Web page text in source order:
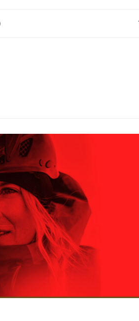
公司後，依約使用本公司帳單繳交帳款。
大哥付你分期」之契約關係目的，商店將以您的個人
多元方式進行付款，方視為交易完成。
。
#terms3
事先徵得法定代理人或監護人之同意方可使用
若未經同意申辦者引起之損失，本公司不負相關責
後付」時，將依據個別帳號之用戶狀況，依本公司
限額度；若仍有額度不足之情形，本公司將視審查
認證。
帳號或使用他人資訊註冊。若發現惡意使用之情
公司將有權停止該用戶之使用額度並採取法律行
含以上)免運費
含以上)免運費
含以上)免運費
含以上)免運費